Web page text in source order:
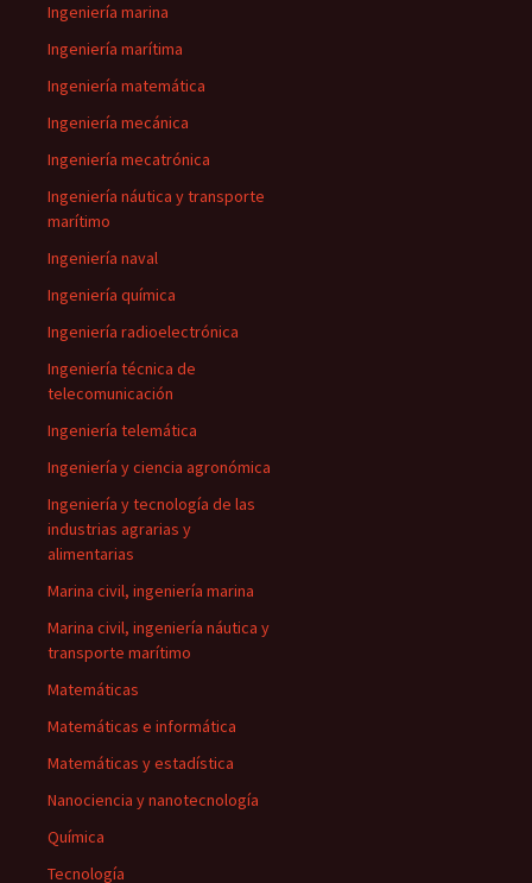
Ingeniería marina
Ingeniería marítima
Ingeniería matemática
Ingeniería mecánica
Ingeniería mecatrónica
Ingeniería náutica y transporte
marítimo
Ingeniería naval
Ingeniería química
Ingeniería radioelectrónica
Ingeniería técnica de
telecomunicación
Ingeniería telemática
Ingeniería y ciencia agronómica
Ingeniería y tecnología de las
industrias agrarias y
alimentarias
Marina civil, ingeniería marina
Marina civil, ingeniería náutica y
transporte marítimo
Matemáticas
Matemáticas e informática
Matemáticas y estadística
Nanociencia y nanotecnología
Química
Tecnología